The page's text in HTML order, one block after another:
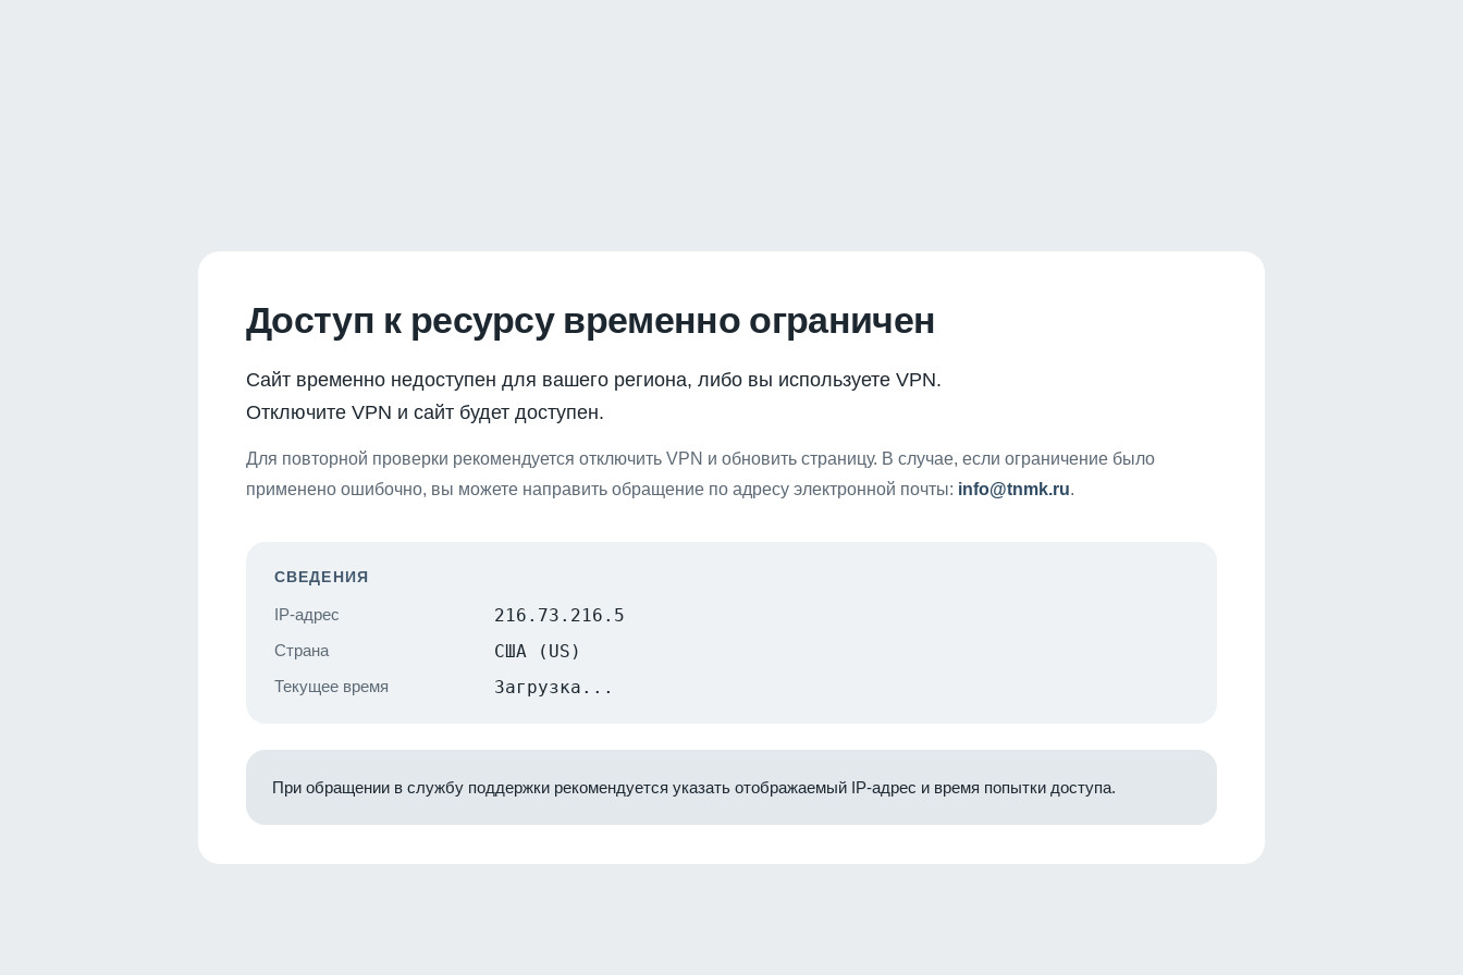
Доступ к ресурсу временно ограничен
Сайт временно недоступен для вашего региона, либо вы используете VPN.
Отключите VPN и сайт будет доступен.
Для повторной проверки рекомендуется отключить VPN и обновить страницу. В случае, если ограничение было
применено ошибочно, вы можете направить обращение по адресу электронной почты: info@tnmk.ru.
СВЕДЕНИЯ
IP-адрес 216.73.216.5
Страна США (US)
Текущее время Загрузка...
При обращении в службу поддержки рекомендуется указать отображаемый IP-адрес и время попытки доступа.